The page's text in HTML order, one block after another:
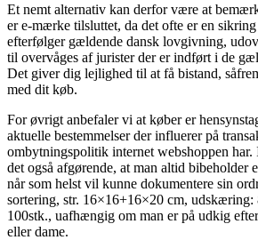
Et nemt alternativ kan derfor være at
er e-mærke tilsluttet, da det ofte er en sikring
efterfølger gældende dansk lovgivning,
til overvåges af jurister der er indført i de
Det giver dig lejlighed til at få bistand,
med dit køb.
For øvrigt anbefaler vi at køber er
aktuelle bestemmelser der influerer på
ombytningspolitik internet webshoppen har.
det også afgørende, at man altid bibeholder
når som helst vil kunne dokumentere sin
sortering, str. 16×16+16×20 cm, udskæring:
100stk., uafhængig om man er på udkig
eller dame.